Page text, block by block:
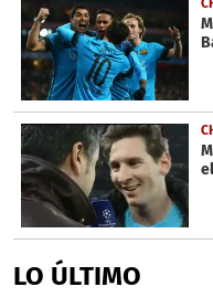
LO ÚLTIMO